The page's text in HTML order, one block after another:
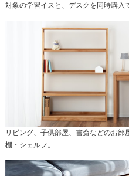
対象の学習イスと、デスクを同時購入
リビング、子供部屋、書斎などのお
棚・シェルフ。